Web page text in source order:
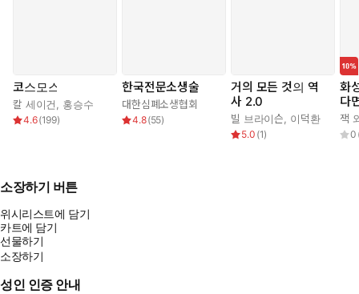
코스모스
칼 세이건 홍승수
4.6(199)
한국전문소생술
대한심폐소생협회
4.8(55)
거의 모든 것의 역
사 2.0
빌 브라이슨 이덕환
5.0 (1)
화
다
잭
0
소장하기 버튼
위시리스트에 담기
카트에 담기
선물하기
소장하기
성인 인증 안내